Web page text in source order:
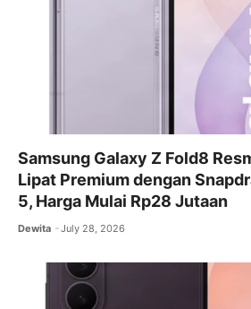
Samsung Galaxy Z Fold8
Lipat Premium dengan
5, Harga Mulai Rp28 Jutaan
Dewita July 28, 2026